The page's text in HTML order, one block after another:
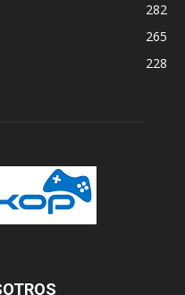
282
265
228